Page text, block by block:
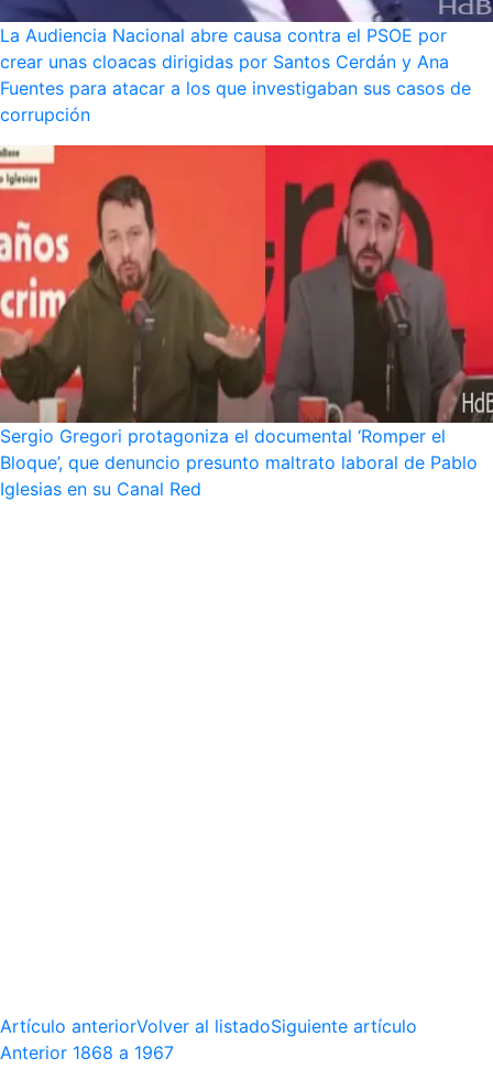
La Audiencia Nacional abre causa contra el PSOE por
crear unas cloacas dirigidas por Santos Cerdán y Ana
Fuentes para atacar a los que investigaban sus casos de
corrupción
Sergio Gregori protagoniza el documental ‘Romper el
Bloque’, que denuncio presunto maltrato laboral de Pablo
Iglesias en su Canal Red
Artículo anteriorVolver al listadoSiguiente artículo
Anterior 1868 a 1967